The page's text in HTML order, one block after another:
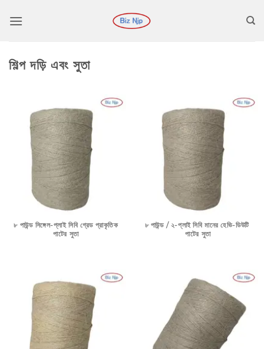
চলে
শিল্প দড়ি এবং সুতা
৮ পাউন্ড সিঙ্গেল-প্লাই সিবি গ্রেড প্রাকৃতিক
পাটের সুতা
৮ পাউন্ড / ২-প্লাই সিবি মানের হেভি-ডিউটি ​​
পাটের সুতা